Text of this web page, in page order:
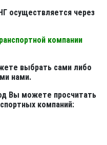
осуществляется через
компании
выбрать сами либо
нами.
Вы можете просчитать
компаний: